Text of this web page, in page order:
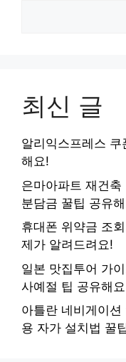
최신 글
알리익스프레스
해요!
은마아파트 재건
분담금 꿀팁 공유
휴대폰 위약금 조
제가 알려드려요!
일본 맛집투어 가
사예절 팁 공유해
아틀란 네비게이
용 자가 설치법 꿀